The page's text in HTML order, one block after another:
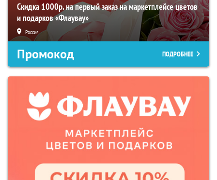
Скидка 1000р. на первый заказ на маркетплейсе цветов
и подарков «Флаувау»
Россия
Промокод ПОДРОБНЕЕ